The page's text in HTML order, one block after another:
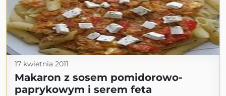
17 kwietnia 2011
Makaron z sosem pomidorowo-
paprykowym i serem feta